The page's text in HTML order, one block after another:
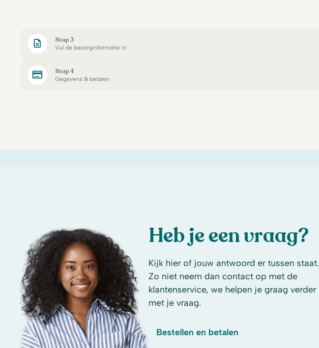
Stap 3
Vul de bezorginformatie in
Stap 4
Gegevens & betalen
Heb je een vraag?
Kijk hier of jouw antwoord er tussen staat.
Zo niet neem dan contact op met de
klantenservice, we helpen je graag verder
met je vraag.
Bestellen en betalen